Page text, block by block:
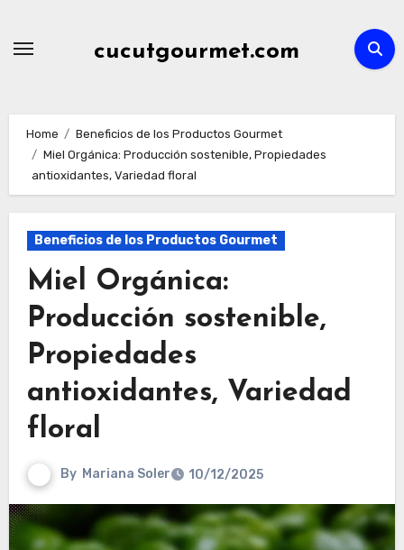
cucutgourmet.com
Home
Beneficios de los Productos Gourmet
Miel Orgánica: Producción sostenible, Propiedades
antioxidantes, Variedad floral
Beneficios de los Productos Gourmet
Miel Orgánica:
Producción sostenible,
Propiedades
antioxidantes, Variedad
floral
By Mariana Soler 10/12/2025